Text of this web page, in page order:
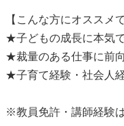
【こんな方にオススメ
★子どもの成長に本気
★裁量のある仕事に前
★子育て経験・社会人
※教員免許・講師経験